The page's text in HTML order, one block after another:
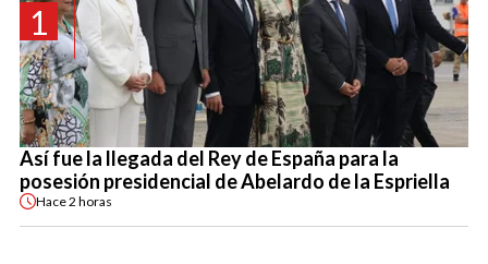
1
Así fue la llegada del Rey de España para la
posesión presidencial de Abelardo de la Espriella
Hace2 horas